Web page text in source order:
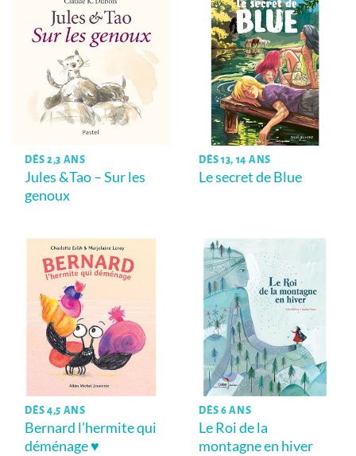
DÈS 2,3 ANS
Jules &Tao – Sur les
genoux
DÈS 13, 14 ANS
Le secret de Blue
DÈS 4,5 ANS
Bernard l’hermite qui
déménage ♥
DÈS 6 ANS
Le Roi de la
montagne en hiver